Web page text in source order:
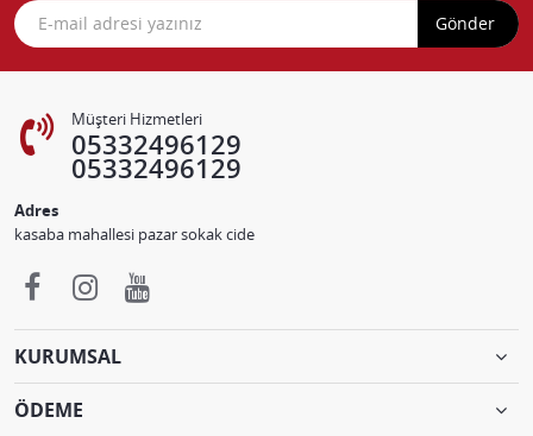
Gönder
Müşteri Hizmetleri
05332496129
05332496129
Adres
kasaba mahallesi pazar sokak cide
KURUMSAL
ÖDEME